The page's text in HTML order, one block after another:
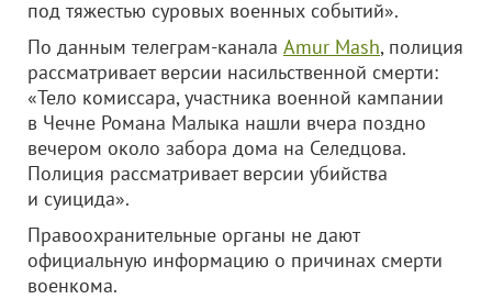
под тяжестью суровых военных событий».
По данным телеграм-канала Amur Mash, полиция
рассматривает версии насильственной смерти:
«Тело комиссара, участника военной кампании
в Чечне Романа Малыка нашли вчера поздно
вечером около забора дома на Селедцова.
Полиция рассматривает версии убийства
и суицида».
Правоохранительные органы не дают
официальную информацию о причинах смерти
военкома.